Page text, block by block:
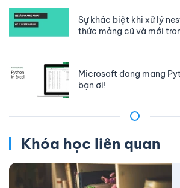
Sự khác biệt khi xử lý
thức mảng cũ và mới
Microsoft đang mang
bạn ơi!
Khóa học liên quan